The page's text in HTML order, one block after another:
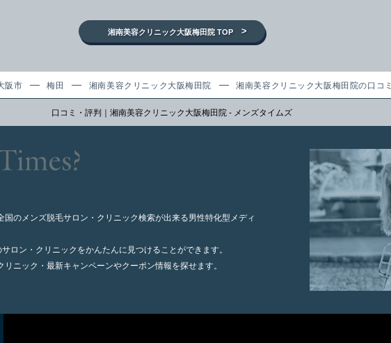
湘南美容クリニック大阪梅田院 TOP >
阪市 梅田 湘南美容クリニック大阪梅田院 湘南美容クリニック大阪梅田院の口コミ
口コミ・評判｜湘南美容クリニック大阪梅田院 - メンズタイムズ
国のメンズ脱毛サロン・クリニック検索が出来る男性特化型メディ
ロン・クリニックをかんたんに見つけることができます。
ニック・最新キャンペーンやクーポン情報を探せます。